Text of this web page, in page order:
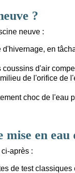
?
neuve :
en
d'air
de l'orifice de
choc de l'eau
en eau
après :
de test